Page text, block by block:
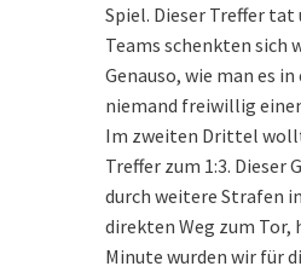
Spiel. Dieser Treffer
Teams schenkten sich
Genauso, wie man es
niemand freiwillig
Im zweiten Drittel
Treffer zum 1:3. Dieser
durch weitere Strafen
direkten Weg zum Tor,
Minute wurden wir für